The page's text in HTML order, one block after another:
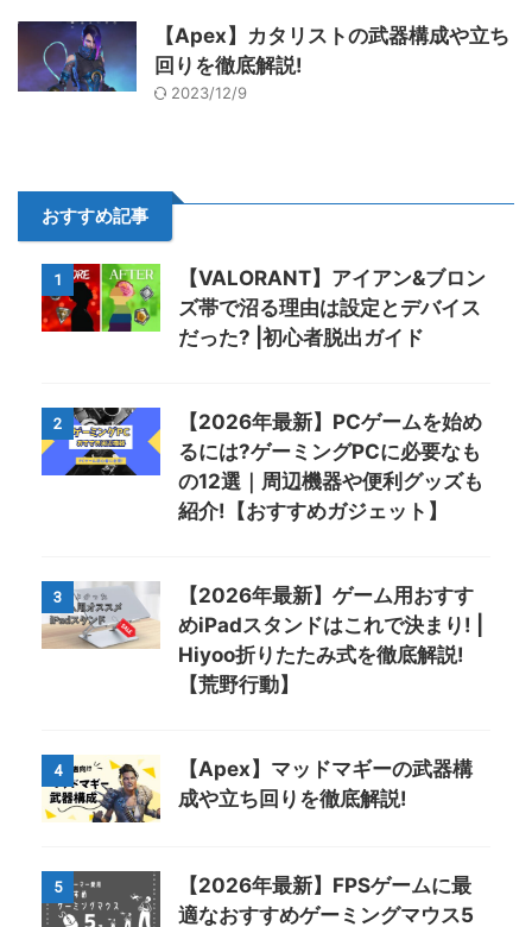
【Apex】カタリストの武器構成や立ち
回りを徹底解説!
2023/12/9
おすすめ記事
1
【VALORANT】アイアン&ブロン
ズ帯で沼る理由は設定とデバイス
だった? |初心者脱出ガイド
2
【2026年最新】PCゲームを始め
るには?ゲーミングPCに必要なも
の12選｜周辺機器や便利グッズも
紹介!【おすすめガジェット】
3
【2026年最新】ゲーム用おすす
めiPadスタンドはこれで決まり! |
Hiyoo折りたたみ式を徹底解説!
【荒野行動】
4
【Apex】マッドマギーの武器構
成や立ち回りを徹底解説!
5
【2026年最新】FPSゲームに最
適なおすすめゲーミングマウス5